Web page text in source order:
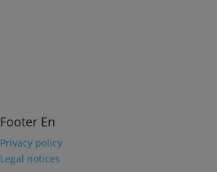
Footer En
Privacy policy
Legal notices